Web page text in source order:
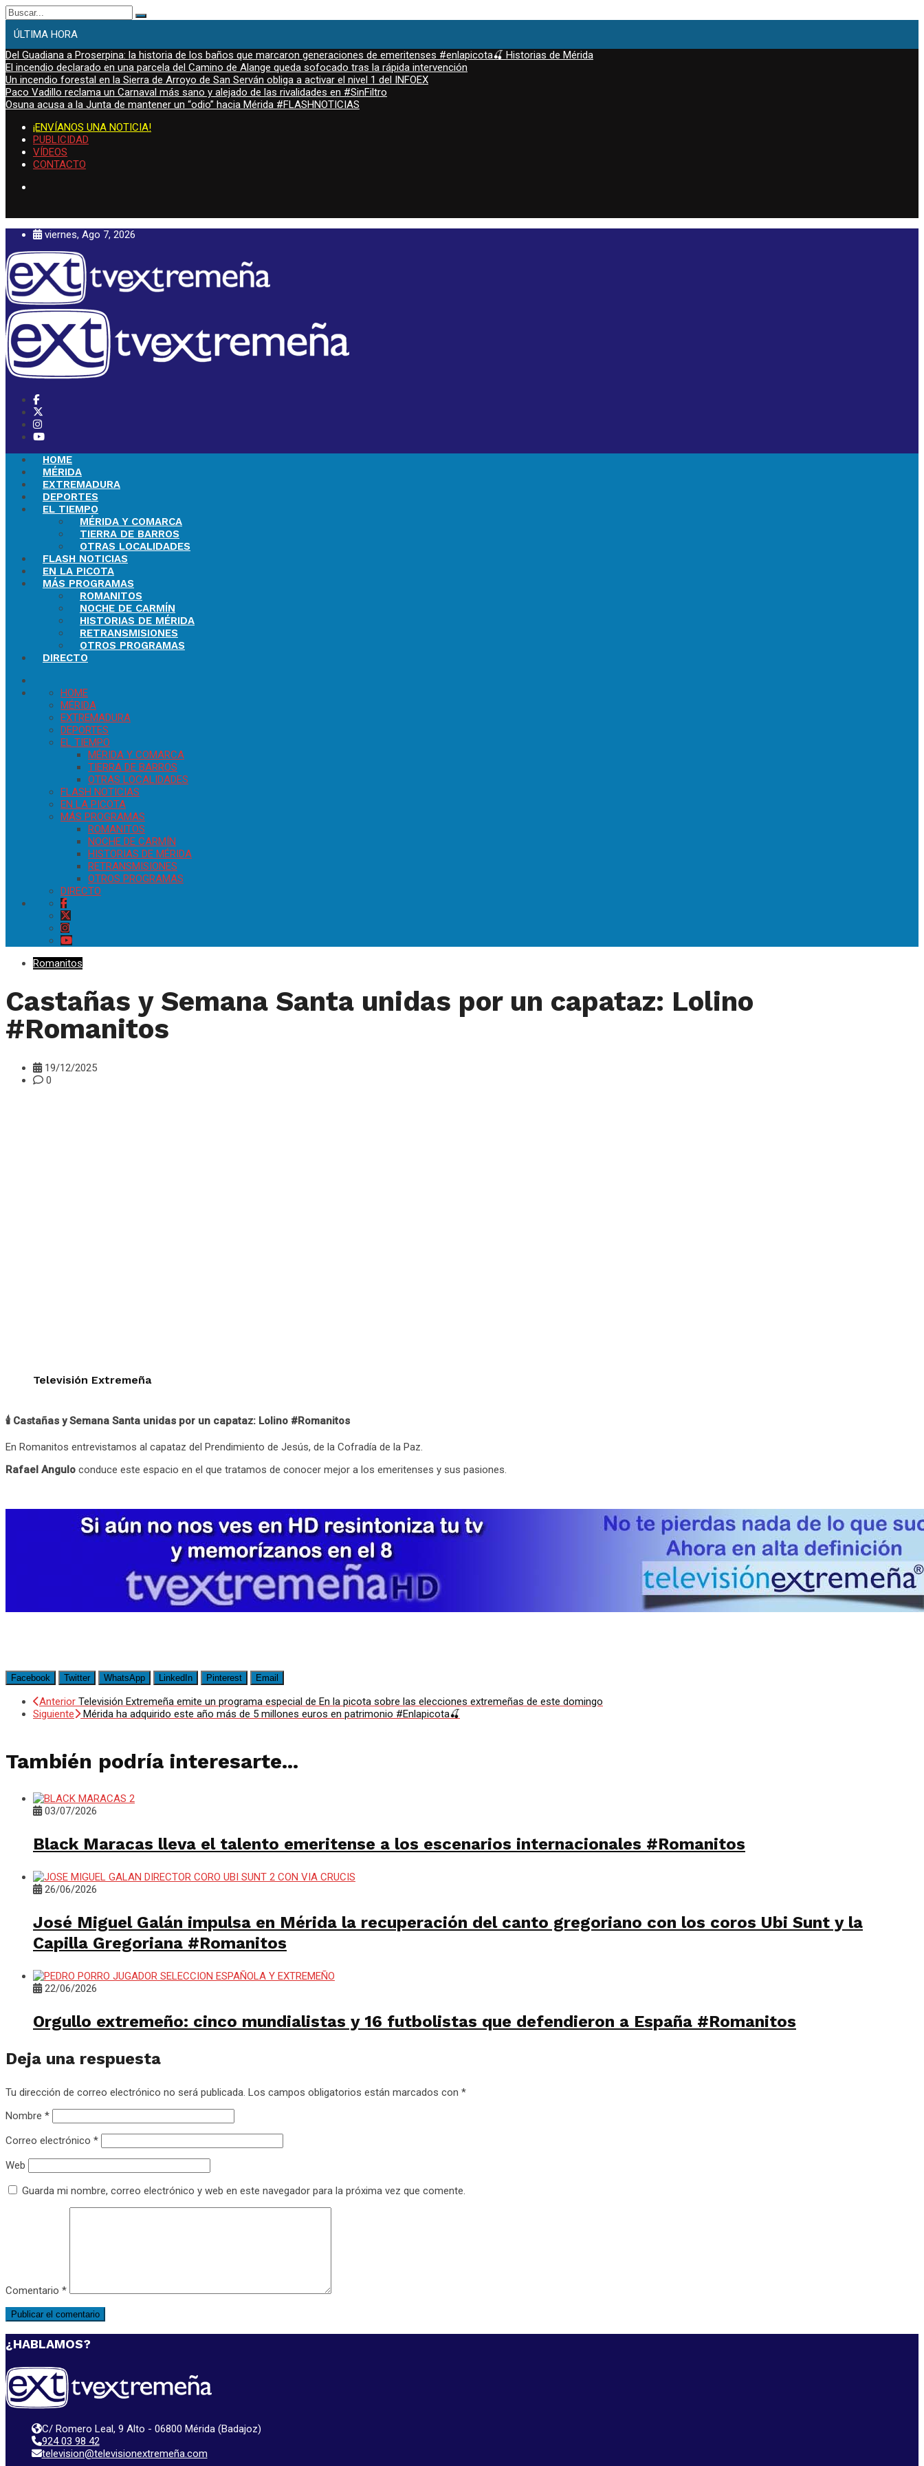
Buscar:
ÚLTIMA HORA
Del Guadiana a Proserpina: la historia de los baños que marcaron generaciones de emeritenses #enlapicota🍒 Historias de Mérida
El incendio declarado en una parcela del Camino de Alange queda sofocado tras la rápida intervención
Un incendio forestal en la Sierra de Arroyo de San Serván obliga a activar el nivel 1 del INFOEX
Paco Vadillo reclama un Carnaval más sano y alejado de las rivalidades en #SinFiltro
Osuna acusa a la Junta de mantener un “odio” hacia Mérida #FLASHNOTICIAS
¡ENVÍANOS UNA NOTICIA!
PUBLICIDAD
VÍDEOS
CONTACTO
viernes, Ago 7, 2026
HOME
MÉRIDA
EXTREMADURA
DEPORTES
EL TIEMPO
MÉRIDA Y COMARCA
TIERRA DE BARROS
OTRAS LOCALIDADES
FLASH NOTICIAS
EN LA PICOTA
MÁS PROGRAMAS
ROMANITOS
NOCHE DE CARMÍN
HISTORIAS DE MÉRIDA
RETRANSMISIONES
OTROS PROGRAMAS
DIRECTO
HOME
MÉRIDA
EXTREMADURA
DEPORTES
EL TIEMPO
MÉRIDA Y COMARCA
TIERRA DE BARROS
OTRAS LOCALIDADES
FLASH NOTICIAS
EN LA PICOTA
MÁS PROGRAMAS
ROMANITOS
NOCHE DE CARMÍN
HISTORIAS DE MÉRIDA
RETRANSMISIONES
OTROS PROGRAMAS
DIRECTO
Romanitos
Castañas y Semana Santa unidas por un capataz: Lolino
#Romanitos
19/12/2025
0
Televisión Extremeña
🕯️ Castañas y Semana Santa unidas por un capataz: Lolino #Romanitos
En Romanitos entrevistamos al capataz del Prendimiento de Jesús, de la Cofradía de la Paz.
Rafael Angulo conduce este espacio en el que tratamos de conocer mejor a los emeritenses y sus pasiones.
Facebook Twitter WhatsApp LinkedIn Pinterest Email
Anterior Televisión Extremeña emite un programa especial de En la picota sobre las elecciones extremeñas de este domingo
Siguiente
Mérida ha adquirido este año más de 5 millones euros en patrimonio #Enlapicota🍒
También podría interesarte...
03/07/2026
Black Maracas lleva el talento emeritense a los escenarios internacionales #Romanitos
26/06/2026
José Miguel Galán impulsa en Mérida la recuperación del canto gregoriano con los coros Ubi Sunt y la
Capilla Gregoriana #Romanitos
22/06/2026
Orgullo extremeño: cinco mundialistas y 16 futbolistas que defendieron a España #Romanitos
Deja una respuesta
Tu dirección de correo electrónico no será publicada. Los campos obligatorios están marcados con *
Nombre *
Correo electrónico *
Web
Guarda mi nombre, correo electrónico y web en este navegador para la próxima vez que comente.
Comentario *
¿HABLAMOS?
C/ Romero Leal, 9 Alto - 06800 Mérida (Badajoz)
924 03 98 42
television@televisionextremeña.com